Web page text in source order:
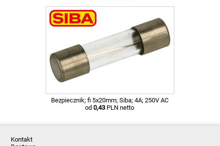
Bezpiecznik; fi 5x20mm; Siba; 4A; 250V AC
od 0,43 PLN netto
Kontakt